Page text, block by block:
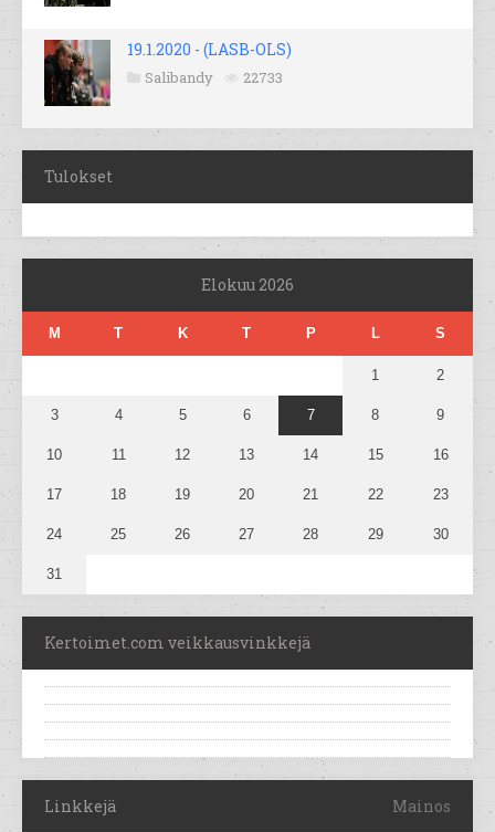
19.1.2020 - (LASB-OLS)
Salibandy 22733
Tulokset
Elokuu 2026
M T K T P L S
1 2
3 4 5 6 7 8 9
10 11 12 13 14 15 16
17 18 19 20 21 22 23
24 25 26 27 28 29 30
31
Kertoimet.com veikkausvinkkejä
Linkkejä Mainos